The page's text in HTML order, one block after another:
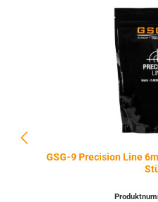
GSG-9 Precision Line